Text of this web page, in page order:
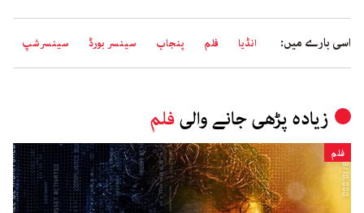
اسی بارے میں: انڈیا فلم پنجاب سینسر بورڈ سینسرشپ
زیادہ پڑھی جانے والیفلم
فلم